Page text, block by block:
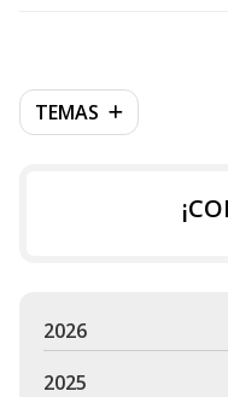
TEMAS
2026
2025